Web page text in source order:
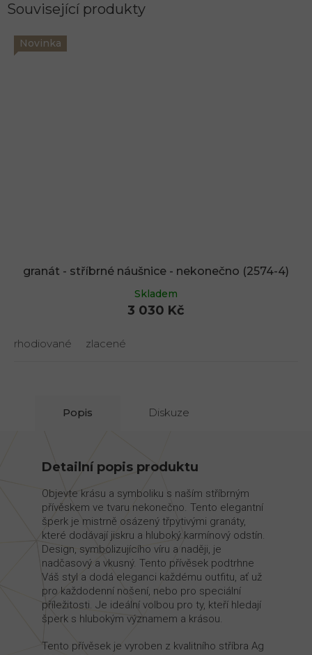
Související produkty
Novinka
granát - stříbrné náušnice - nekonečno (2574-4)
Skladem
3 030 Kč
rhodiované zlacené
Popis Diskuze
Detailní popis produktu
Objevte krásu a symboliku s naším stříbrným
přívěskem ve tvaru nekonečno. Tento elegantní
šperk je mistrně osázený třpytivými granáty,
které dodávají jiskru a hluboký karmínový odstín.
Design, symbolizujícího víru a naději, je
nadčasový a vkusný. Tento přívěsek podtrhne
Váš styl a dodá eleganci každému outfitu, ať už
pro každodenní nošení, nebo pro speciální
příležitosti. Je ideální volbou pro ty, kteří hledají
šperk s hlubokým významem a krásou.
Tento přívěsek je vyroben z kvalitního stříbra Ag